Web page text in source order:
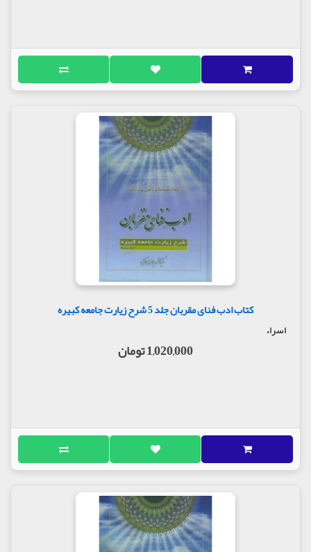
کتاب ادب فنای مقربان جلد 5 شرح زیارت جامعه کبیره
اسراء
1,020,000 تومان